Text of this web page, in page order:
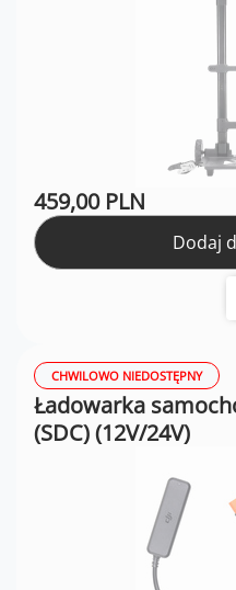
459,00 PLN
Dodaj
CHWILOWO NIEDOSTĘPNY
Ładowarka
(SDC) (12V/24V)